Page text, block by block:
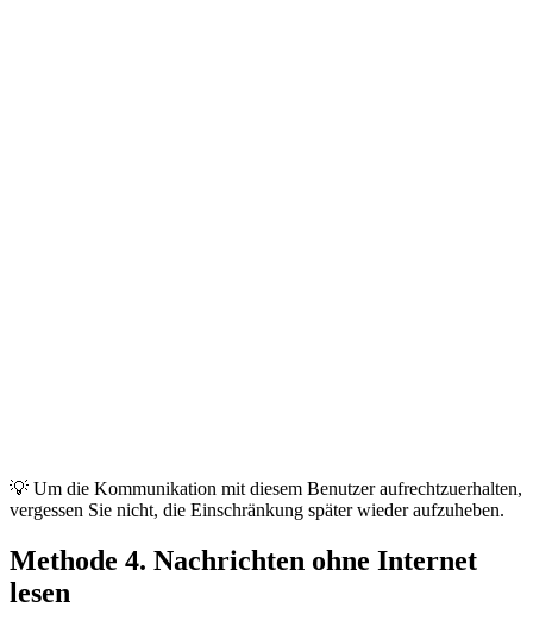
💡 Um die Kommunikation mit diesem Benutzer aufrechtzuerhalten,
vergessen Sie nicht, die Einschränkung später wieder aufzuheben.
Methode 4. Nachrichten ohne Internet
lesen